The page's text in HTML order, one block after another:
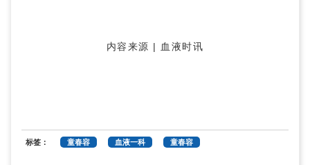
内容来源 | 血液时讯
标签： 童春容 血液一科 童春容